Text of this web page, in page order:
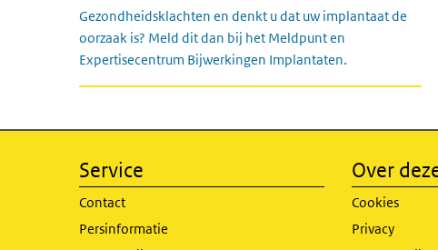
Gezondheidsklachten en denkt u dat uw implantaat de
oorzaak is? Meld dit dan bij het Meldpunt en
Expertisecentrum Bijwerkingen Implantaten.
Service
Contact
Persinformatie
Over
Cookies
Privacy